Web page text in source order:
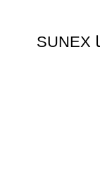
رینگ و پیستون سمند EF7 – دنا SUNEX